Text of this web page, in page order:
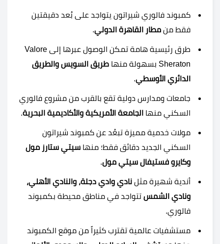
كمبوند فالوري شيراتون يتواجد على بُعد دقيقتين
فقط من مطار القاهرة الدولي.
طرق رئيسية هامة تمكن الوصول عبرها إلى Valore
Sheraton بسهولة منها
طريق السويس والطريق
الدائري الأوسطي.
جامعات ومدارس دولية تقع بالقرب من مشروع فالوري
السكني منها الجامعة الأمريكية والأكاديمية البحرية.
مولات خدمية مميزة تبعُد عن كمبوند شيراتون
السكني الجديد دقائق فقط؛ منها سيتي ستارز مول
وكايرو فستيفال سيتي مول.
أندية شهيرة مثل نادي وادي دجلة، والنادي الأهلي،
ونادي الشمس تتواجد في مناطق محيطة بكمبوند
فالوري.
مستشفيات عالمية تقترب كثيراً من موقع الكمبوند